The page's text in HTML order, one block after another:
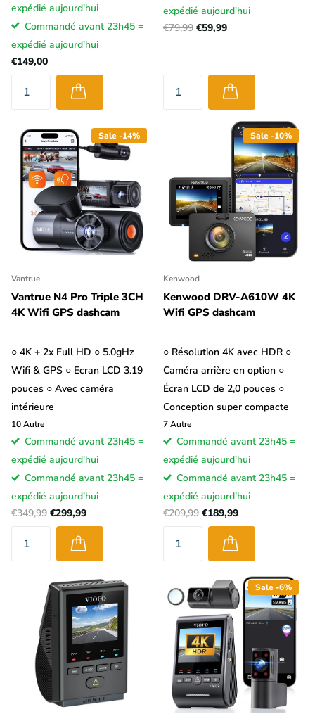
expédié aujourd'hui
Commandé avant 23h45 =
expédié aujourd'hui
€149,00
expédié aujourd'hui
€79,99 €59,99
Sale -14%
Vantrue
Vantrue N4 Pro Triple 3CH
4K Wifi GPS dashcam
○ 4K + 2x Full HD ○ 5.0gHz
Wifi & GPS ○ Ecran LCD 3.19
pouces ○ Avec caméra
intérieure
10Autre
Commandé avant 23h45 =
expédié aujourd'hui
Commandé avant 23h45 =
expédié aujourd'hui
€349,99 €299,99
Sale -10%
Kenwood
Kenwood DRV-A610W 4K
Wifi GPS dashcam
○ Résolution 4K avec HDR ○
Caméra arrière en option ○
Écran LCD de 2,0 pouces ○
Conception super compacte
7Autre
Commandé avant 23h45 =
expédié aujourd'hui
Commandé avant 23h45 =
expédié aujourd'hui
€209,99 €189,99
Sale -6%